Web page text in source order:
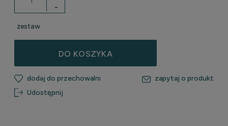
-
zestaw
DO KOSZYKA
dodaj do przechowalni
zapytaj o produkt
Udostępnij